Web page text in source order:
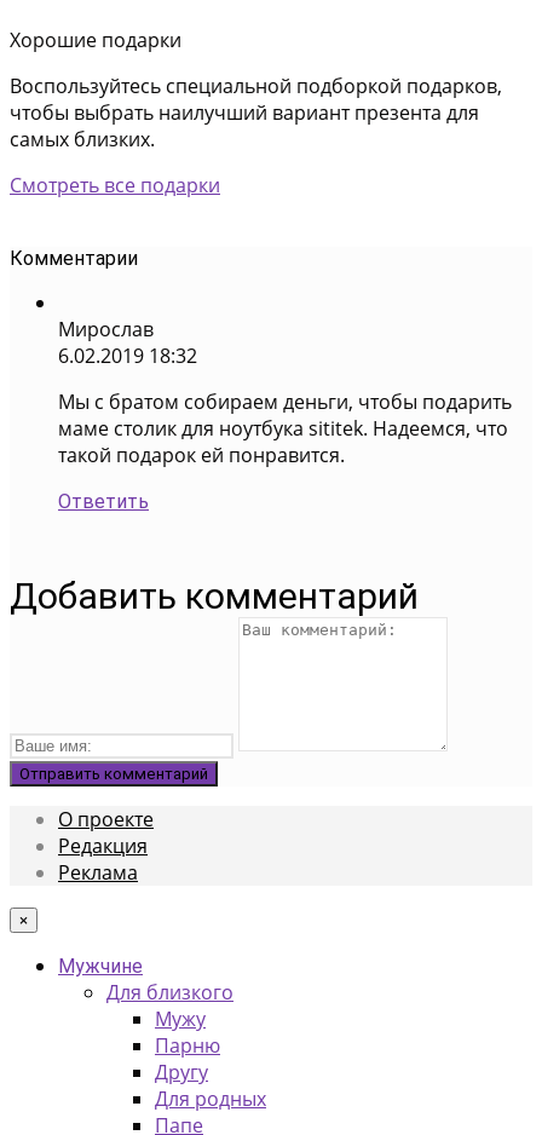
Хорошие подарки
Воспользуйтесь специальной подборкой подарков,
чтобы выбрать наилучший вариант презента для
самых близких.
Смотреть все подарки
Комментарии
Мирослав
6.02.2019 18:32
Мы с братом собираем деньги, чтобы подарить
маме столик для ноутбука sititek. Надеемся, что
такой подарок ей понравится.
Ответить
Добавить комментарий
О проекте
Редакция
Реклама
×
Мужчине
Для близкого
Мужу
Парню
Другу
Для родных
Папе